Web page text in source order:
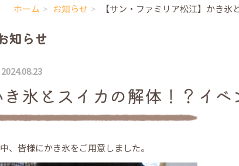
ホーム お知らせ 【サン・ファミリア松江】かき
知らせ
2024.08.23
氷とスイカの解体！？イベ
、皆様にかき氷をご用意しました。